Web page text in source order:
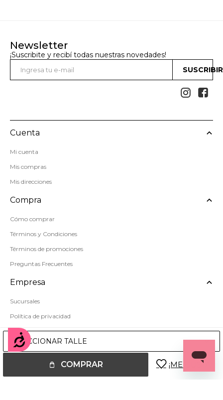
Accesibilidad
SELECCIONAR TALLE
COMPRAR
Newsletter
¡Suscribite y recibí todas nuestras novedades!
 
Cuenta
Mi cuenta
Mis compras
Mis direcciones
Compra
Cómo comprar
Términos y Condiciones
Términos de promociones
Preguntas Frecuentes
Empresa
Sucursales
Política de privacidad
Mapa del sitio